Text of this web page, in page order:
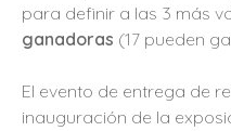
para definir a las 3 más
ganadoras (17 pueden
El evento de entrega de
inauguración de la